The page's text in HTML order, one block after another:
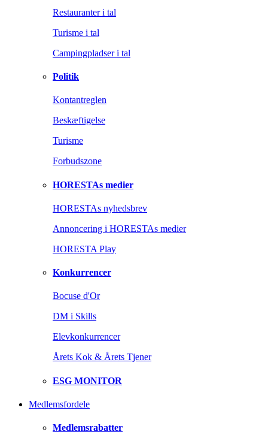
Restauranter i tal
Turisme i tal
Campingpladser i tal
Politik
Kontantreglen
Beskæftigelse
Turisme
Forbudszone
HORESTAs medier
HORESTAs nyhedsbrev
Annoncering i HORESTAs medier
HORESTA Play
Konkurrencer
Bocuse d'Or
DM i Skills
Elevkonkurrencer
Årets Kok & Årets Tjener
ESG MONITOR
Medlemsfordele
Medlemsrabatter